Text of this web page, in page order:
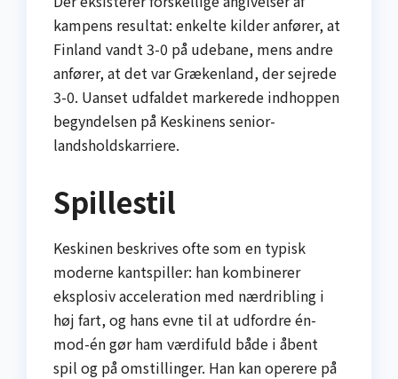
kampens resultat: enkelte kilder anfører, at
Finland vandt 3-0 på udebane, mens andre
anfører, at det var Grækenland, der sejrede
3-0. Uanset udfaldet markerede indhoppen
begyndelsen på Keskinens senior­
landsholdskarriere.
Spillestil
Keskinen beskrives ofte som en typisk
moderne kantspiller: han kombinerer
eksplosiv acceleration med nærdribling i
høj fart, og hans evne til at udfordre én-
mod-én gør ham værdifuld både i åbent
spil og på omstillinger. Han kan operere på